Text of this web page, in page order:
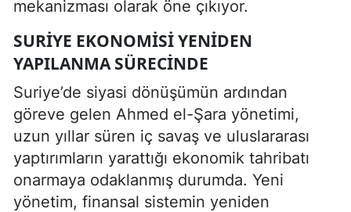
mekanizması olarak öne çıkıyor.
SURIYE EKONOMISI YENIDEN
YAPILANMA SÜRECINDE
Suriye’de siyasi dönüşümün ardından
göreve gelen Ahmed el-Şara yönetimi,
uzun yıllar süren iç savaş ve uluslararası
yaptırımların yarattığı ekonomik tahribatı
onarmaya odaklanmış durumda. Yeni
yönetim, finansal sistemin yeniden